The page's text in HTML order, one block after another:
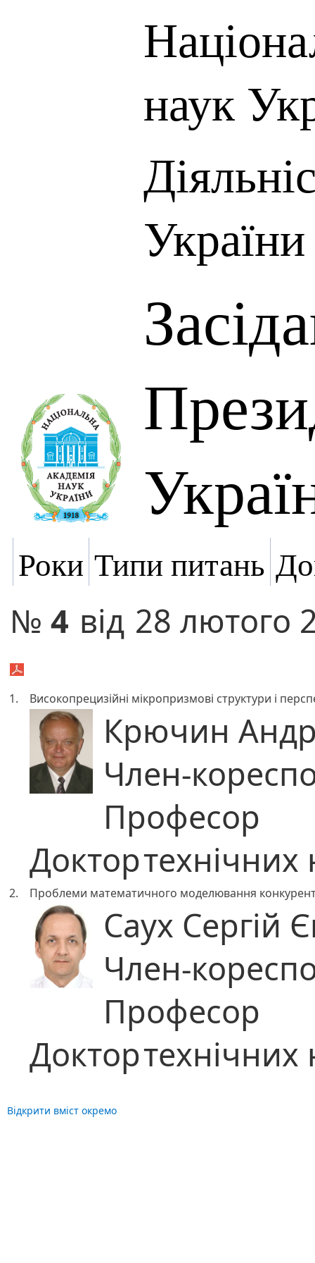
наук
України
Роки Типи питань
№ 4 від 28 лютого
1. Високопрецизійні мікропризмові структури і
Крючин
Член-
Професор
Доктортехнічних
2. Проблеми математичного моделювання
Саух Сергій
Член-
Професор
Доктортехнічних
Відкрити вміст окремо